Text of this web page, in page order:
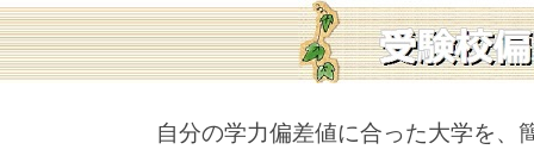
自分の学力偏差値に合った大学を、